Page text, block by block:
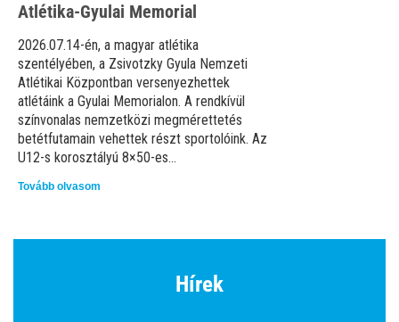
Atlétika-Gyulai Memorial
2026.07.14-én, a magyar atlétika
szentélyében, a Zsivotzky Gyula Nemzeti
Atlétikai Központban versenyezhettek
atlétáink a Gyulai Memorialon. A rendkívül
színvonalas nemzetközi megmérettetés
betétfutamain vehettek részt sportolóink. Az
U12-s korosztályú 8×50-es...
Tovább olvasom
Hírek